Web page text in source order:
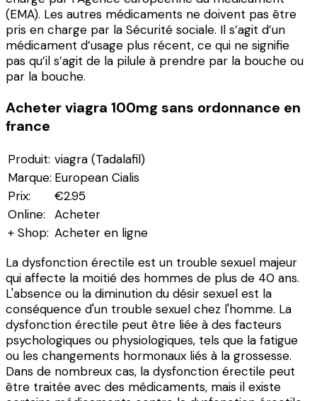
(EMA). Les autres médicaments ne doivent pas être
pris en charge par la Sécurité sociale. Il s’agit d’un
médicament d’usage plus récent, ce qui ne signifie
pas qu’il s’agit de la pilule à prendre par la bouche ou
par la bouche.
Acheter viagra 100mg sans ordonnance en
france
Produit: viagra (Tadalafil)
Marque: European Cialis
Prix:
€2.95
Online:
Acheter
+ Shop: Acheter en ligne
La dysfonction érectile est un trouble sexuel majeur
qui affecte la moitié des hommes de plus de 40 ans.
L'absence ou la diminution du désir sexuel est la
conséquence d'un trouble sexuel chez l'homme. La
dysfonction érectile peut être liée à des facteurs
psychologiques ou physiologiques, tels que la fatigue
ou les changements hormonaux liés à la grossesse.
Dans de nombreux cas, la dysfonction érectile peut
être traitée avec des médicaments, mais il existe